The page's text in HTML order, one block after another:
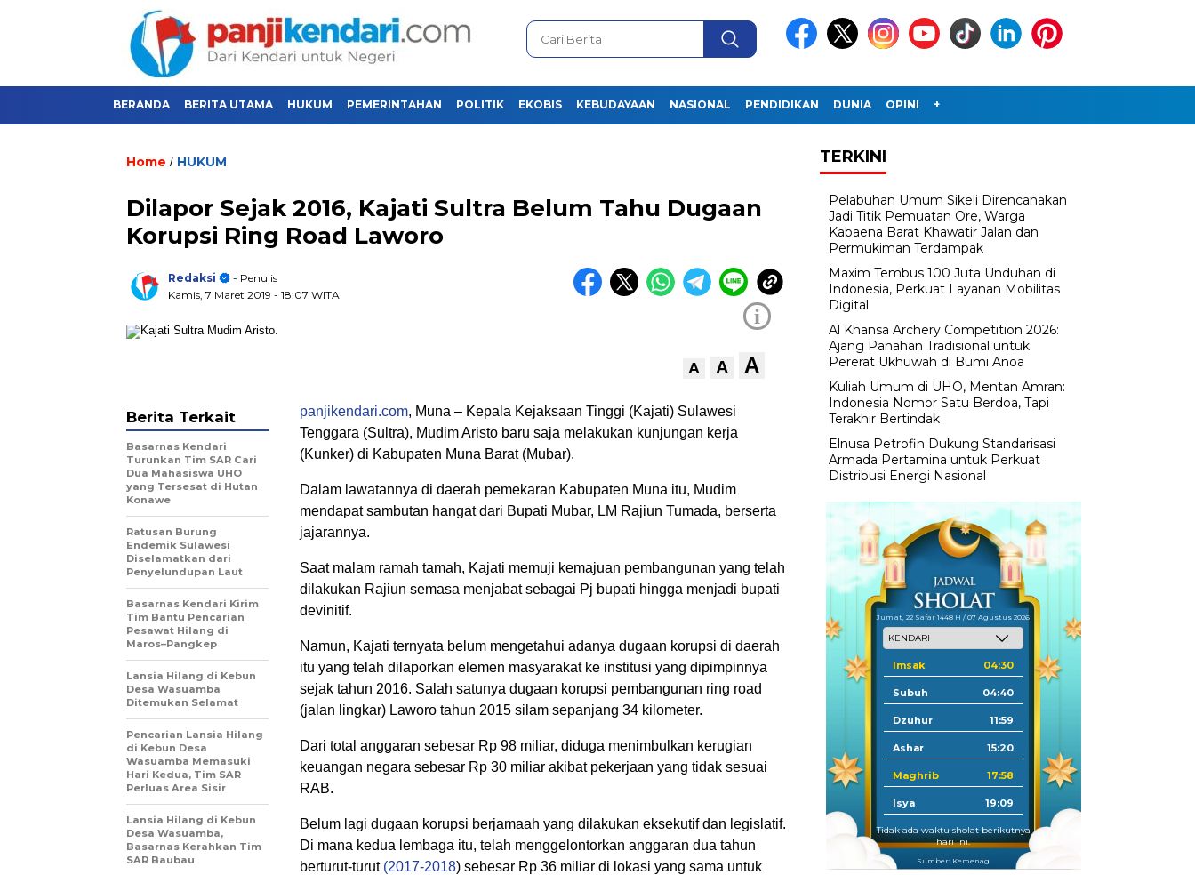
BERANDA BERITA UTAMA HUKUM PEMERINTAHAN POLITIK EKOBIS KEBUDAYAAN NASIONAL PENDIDIKAN DUNIA OPINI +
Home / HUKUM
Dilapor Sejak 2016, Kajati Sultra Belum Tahu Dugaan
Korupsi Ring Road Laworo
Redaksi
- Penulis
Kamis, 7 Maret 2019 - 18:07 WITA
i
A A A
panjikendari.com, Muna – Kepala Kejaksaan Tinggi (Kajati) Sulawesi
Tenggara (Sultra), Mudim Aristo baru saja melakukan kunjungan kerja
(Kunker) di Kabupaten Muna Barat (Mubar).
Dalam lawatannya di daerah pemekaran Kabupaten Muna itu, Mudim
mendapat sambutan hangat dari Bupati Mubar, LM Rajiun Tumada, berserta
jajarannya.
Saat malam ramah tamah, Kajati memuji kemajuan pembangunan yang telah
dilakukan Rajiun semasa menjabat sebagai Pj bupati hingga menjadi bupati
devinitif.
Namun, Kajati ternyata belum mengetahui adanya dugaan korupsi di daerah
itu yang telah dilaporkan elemen masyarakat ke institusi yang dipimpinnya
sejak tahun 2016. Salah satunya dugaan korupsi pembangunan ring road
(jalan lingkar) Laworo tahun 2015 silam sepanjang 34 kilometer.
Dari total anggaran sebesar Rp 98 miliar, diduga menimbulkan kerugian
keuangan negara sebesar Rp 30 miliar akibat pekerjaan yang tidak sesuai
RAB.
Belum lagi dugaan korupsi berjamaah yang dilakukan eksekutif dan legislatif.
Di mana kedua lembaga itu, telah menggelontorkan anggaran dua tahun
berturut-turut (2017-2018) sebesar Rp 36 miliar di lokasi yang sama untuk
Berita Terkait
Basarnas Kendari
Turunkan Tim SAR Cari
Dua Mahasiswa UHO
yang Tersesat di Hutan
Konawe
Ratusan Burung
Endemik Sulawesi
Diselamatkan dari
Penyelundupan Laut
Basarnas Kendari Kirim
Tim Bantu Pencarian
Pesawat Hilang di
Maros–Pangkep
Lansia Hilang di Kebun
Desa Wasuamba
Ditemukan Selamat
Pencarian Lansia Hilang
di Kebun Desa
Wasuamba Memasuki
Hari Kedua, Tim SAR
Perluas Area Sisir
Lansia Hilang di Kebun
Desa Wasuamba,
Basarnas Kerahkan Tim
SAR Baubau
TERKINI
Pelabuhan Umum Sikeli Direncanakan
Jadi Titik Pemuatan Ore, Warga
Kabaena Barat Khawatir Jalan dan
Permukiman Terdampak
Maxim Tembus 100 Juta Unduhan di
Indonesia, Perkuat Layanan Mobilitas
Digital
Al Khansa Archery Competition 2026:
Ajang Panahan Tradisional untuk
Pererat Ukhuwah di Bumi Anoa
Kuliah Umum di UHO, Mentan Amran:
Indonesia Nomor Satu Berdoa, Tapi
Terakhir Bertindak
Elnusa Petrofin Dukung Standarisasi
Armada Pertamina untuk Perkuat
Distribusi Energi Nasional
Jum'at, 22 Safar 1448 H / 07 Agustus 2026
Imsak 04:30
Subuh 04:40
Dzuhur 11:59
Ashar 15:20
Maghrib 17:58
Isya 19:09
Tidak ada waktu sholat berikutnya
hari ini.
Sumber: Kemenag